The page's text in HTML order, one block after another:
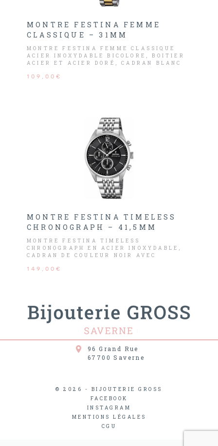
MONTRE FESTINA FEMME
CLASSIQUE – 31MM
MONTRE FESTINA FEMME CLASSIQUE
ACIER INOXYDABLE BICOLORE, BOITIER
ACIER ET ACIER DORÉ, CADRAN BLANC
109,00€
MONTRE FESTINA TIMELESS
CHRONOGRAPH – 41,5MM
MONTRE FESTINA TIMELESS
CHRONOGRAPH EN ACIER INOXYDABLE,
CADRAN DE COULEUR NOIR AVEC
149,00€
96 Grand Rue
67700Saverne
© 2026 - BIJOUTERIE GROSS
FACEBOOK
INSTAGRAM
MENTIONS LÉGALES
CGU